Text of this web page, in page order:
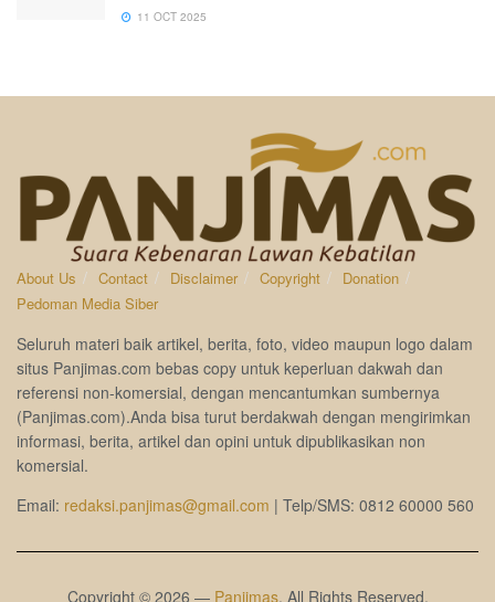
11 OCT 2025
About Us Contact Disclaimer Copyright
Donation
Pedoman Media Siber
Seluruh materi baik artikel, berita, foto, video maupun logo dalam
situs Panjimas.com bebas copy untuk keperluan dakwah dan
referensi non-komersial, dengan mencantumkan sumbernya
(Panjimas.com).Anda bisa turut berdakwah dengan mengirimkan
informasi, berita, artikel dan opini untuk dipublikasikan non
komersial.
Email: redaksi.panjimas@gmail.com | Telp/SMS: 0812 60000 560
Copyright © 2026 — Panjimas. All Rights Reserved.